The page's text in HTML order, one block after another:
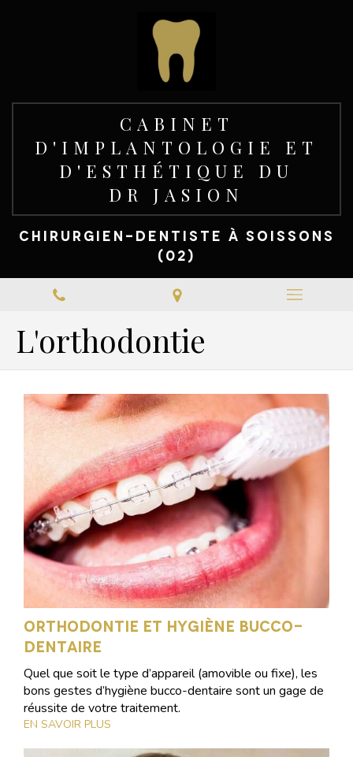
CABINET
D'IMPLANTOLOGIE ET
D'ESTHÉTIQUE DU
DR JASION
CHIRURGIEN-DENTISTE À SOISSONS
(02)
L'orthodontie
Orthodontie et hygiène bucco-
dentaire
Quel que soit le type d’appareil (amovible ou fixe), les
bons gestes d’hygiène bucco-dentaire sont un gage de
réussite de votre traitement.
EN SAVOIR PLUS